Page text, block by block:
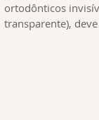
ortodônticos
transparente),